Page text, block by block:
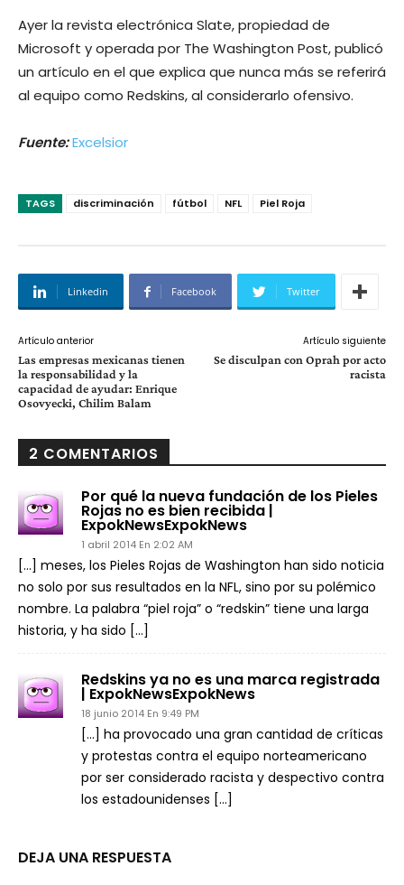
Ayer la revista electrónica Slate, propiedad de
Microsoft y operada por The Washington Post, publicó
un artículo en el que explica que nunca más se referirá
al equipo como Redskins, al considerarlo ofensivo.
Fuente:Excelsior
TAGS discriminación fútbol NFL Piel Roja
Linkedin Facebook Twitter
Artículo anterior
Las empresas mexicanas tienen
la responsabilidad y la
capacidad de ayudar: Enrique
Osovyecki, Chilim Balam
Artículo siguiente
Se disculpan con Oprah por acto
racista
2 COMENTARIOS
Por qué la nueva fundación de los Pieles
Rojas no es bien recibida |
ExpokNewsExpokNews
1 abril 2014 En 2:02 AM
[…] meses, los Pieles Rojas de Washington han sido noticia
no solo por sus resultados en la NFL, sino por su polémico
nombre. La palabra “piel roja” o “redskin” tiene una larga
historia, y ha sido […]
Redskins ya no es una marca registrada
| ExpokNewsExpokNews
18 junio 2014 En 9:49 PM
[…] ha provocado una gran cantidad de críticas
y protestas contra el equipo norteamericano
por ser considerado racista y despectivo contra
los estadounidenses […]
DEJA UNA RESPUESTA